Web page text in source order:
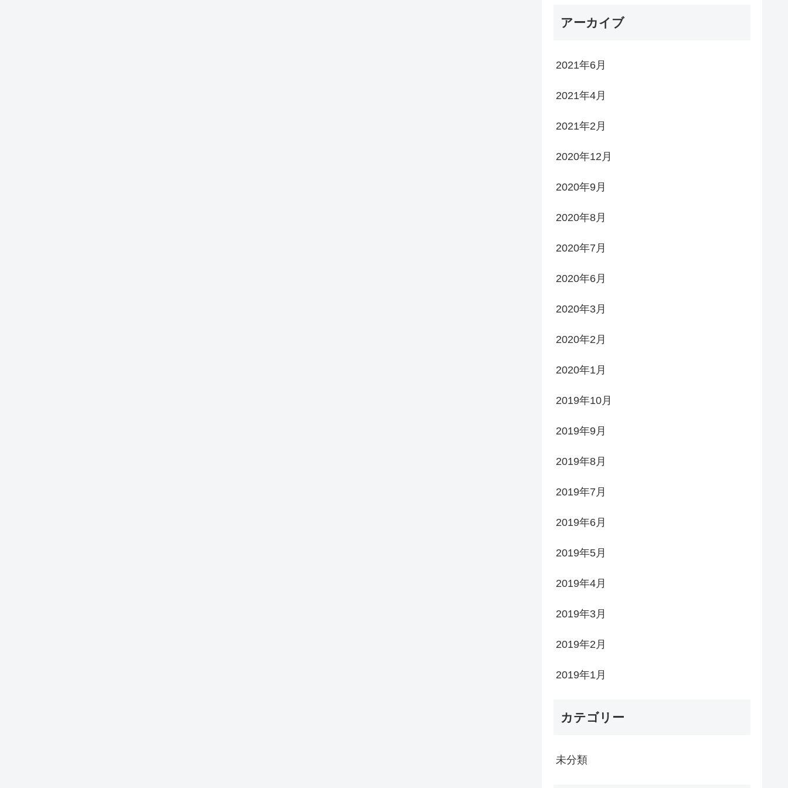
アーカイブ
2021年6月
2021年4月
2021年2月
2020年12月
2020年9月
2020年8月
2020年7月
2020年6月
2020年3月
2020年2月
2020年1月
2019年10月
2019年9月
2019年8月
2019年7月
2019年6月
2019年5月
2019年4月
2019年3月
2019年2月
2019年1月
カテゴリー
未分類